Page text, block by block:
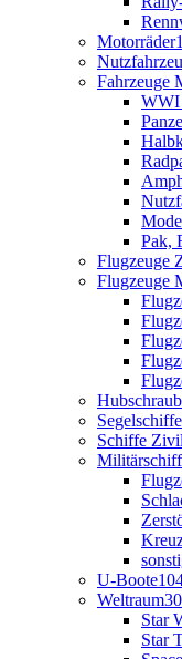
Motorräder
Fahrzeuge
WWI
Pak,
Flugzeuge
Flugzeuge
Segelschiffe
Schiffe Zivil
U-Boote
Weltraum
Star
Star